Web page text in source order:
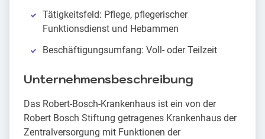
Tätigkeitsfeld: Pflege, pflegerischer
Funktionsdienst und Hebammen
Beschäftigungsumfang: Voll- oder Teilzeit
Unternehmensbeschreibung
Das Robert-Bosch-Krankenhaus ist ein von der
Robert Bosch Stiftung getragenes Krankenhaus der
Zentralversorgung mit Funktionen der